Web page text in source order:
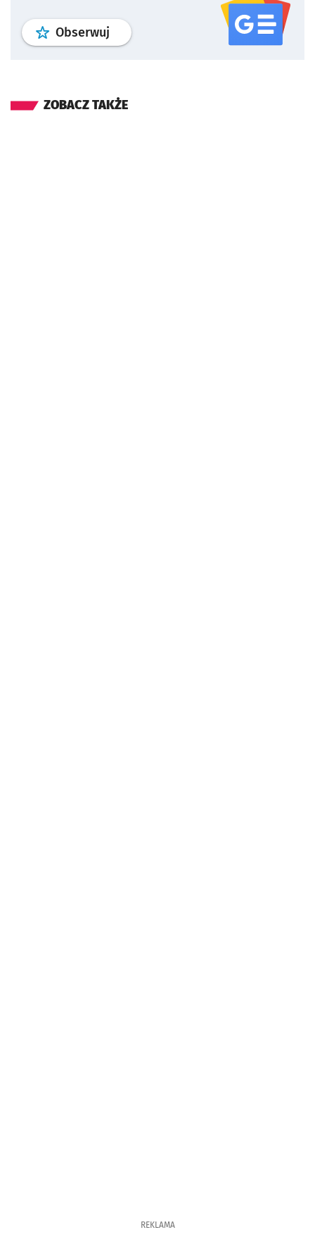
Obserwuj profil serwisu
ZOBACZ TAKŻE
REKLAMA